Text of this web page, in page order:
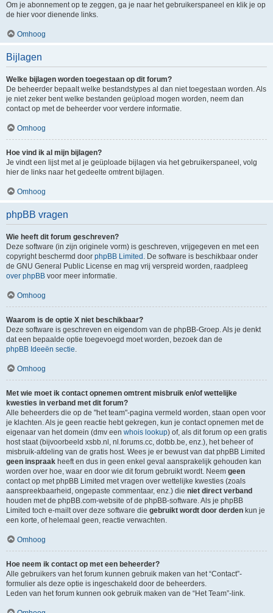
Om je abonnement op te zeggen, ga je naar het gebruikerspaneel en klik je op
de hier voor dienende links.
Omhoog
Bijlagen
Welke bijlagen worden toegestaan op dit forum?
De beheerder bepaalt welke bestandstypes al dan niet toegestaan worden. Als
je niet zeker bent welke bestanden geüpload mogen worden, neem dan
contact op met de beheerder voor verdere informatie.
Omhoog
Hoe vind ik al mijn bijlagen?
Je vindt een lijst met al je geüploade bijlagen via het gebruikerspaneel, volg
hier de links naar het gedeelte omtrent bijlagen.
Omhoog
phpBB vragen
Wie heeft dit forum geschreven?
Deze software (in zijn originele vorm) is geschreven, vrijgegeven en met een
copyright beschermd door phpBB Limited . De software is beschikbaar onder
de GNU General Public License en mag vrij verspreid worden, raadpleeg
over phpBB voor meer informatie.
Omhoog
Waarom is de optie X niet beschikbaar?
Deze software is geschreven en eigendom van de phpBB-Groep. Als je denkt
dat een bepaalde optie toegevoegd moet worden, bezoek dan de
phpBB Ideeën sectie.
Omhoog
Met wie moet ik contact opnemen omtrent misbruik en/of wettelijke
kwesties in verband met dit forum?
Alle beheerders die op de "het team"-pagina vermeld worden, staan open voor
je klachten. Als je geen reactie hebt gekregen, kun je contact opnemen met de
eigenaar van het domein (dmv een whois lookup) of, als dit forum op een gratis
host staat (bijvoorbeeld xsbb.nl, nl.forums.cc, dotbb.be, enz.), het beheer of
misbruik-afdeling van de gratis host. Wees je er bewust van dat phpBB Limited
geen inspraak heeft en dus in geen enkel geval aansprakelijk gehouden kan
worden over hoe, waar en door wie dit forum gebruikt wordt. Neem geen
contact op met phpBB Limited met vragen over wettelijke kwesties (zoals
aanspreekbaarheid, ongepaste commentaar, enz.) die niet direct verband
houden met de phpBB.com-website of de phpBB-software. Als je phpBB
Limited toch e-mailt over deze software die gebruikt wordt door derden kun je
een korte, of helemaal geen, reactie verwachten.
Omhoog
Hoe neem ik contact op met een beheerder?
Alle gebruikers van het forum kunnen gebruik maken van het “Contact”-
formulier als deze optie is ingeschakeld door de beheerders.
Leden van het forum kunnen ook gebruik maken van de “Het Team”-link.